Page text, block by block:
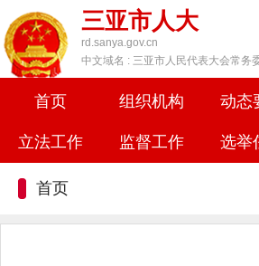
三亚市人大
rd.sanya.gov.cn
中文域名 : 三亚市人民代表大会常务
首页 组织机构 动态
立法工作 监督工作 选举
首页